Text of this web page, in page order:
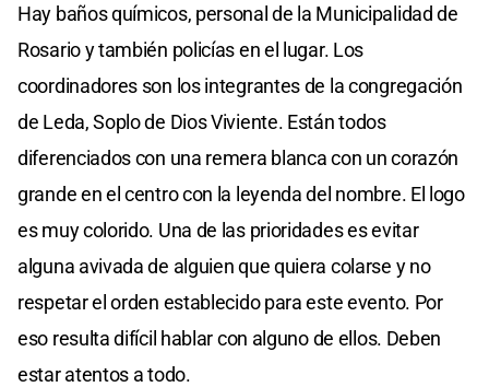
Hay baños químicos, personal de la Municipalidad de
Rosario y también policías en el lugar. Los
coordinadores son los integrantes de la congregación
de Leda, Soplo de Dios Viviente. Están todos
diferenciados con una remera blanca con un corazón
grande en el centro con la leyenda del nombre. El logo
es muy colorido. Una de las prioridades es evitar
alguna avivada de alguien que quiera colarse y no
respetar el orden establecido para este evento. Por
eso resulta difícil hablar con alguno de ellos. Deben
estar atentos a todo.